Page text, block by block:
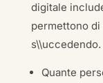
digitale
permettono
s\\uccedendo.
Quante